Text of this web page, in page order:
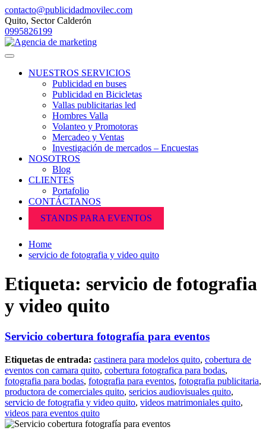
contacto@publicidadmovilec.com
Quito, Sector Calderón
0995826199
NUESTROS SERVICIOS
Publicidad en buses
Publicidad en Bicicletas
Vallas publicitarias led
Hombres Valla
Volanteo y Promotoras
Mercadeo y Ventas
Investigación de mercados – Encuestas
NOSOTROS
Blog
CLIENTES
Portafolio
CONTÁCTANOS
STANDS PARA EVENTOS
Home
servicio de fotografia y video quito
Etiqueta: servicio de fotografia
y video quito
Servicio cobertura fotografía para eventos
Etiquetas de entrada: castinera para modelos quito, cobertura de
eventos con camara quito, cobertura fotografica para bodas,
fotografia para bodas, fotografia para eventos, fotografia publicitaria,
productora de comerciales quito, sericios audiovisuales quito,
servicio de fotografia y video quito, videos matrimoniales quito,
videos para eventos quito